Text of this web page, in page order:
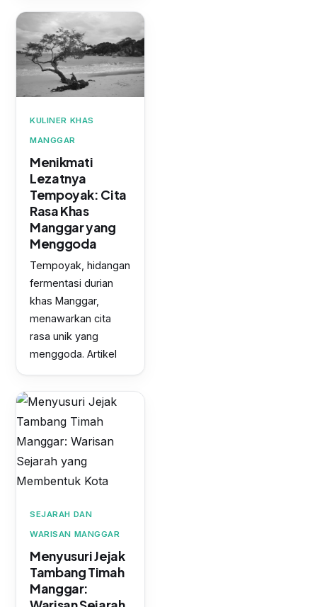
KULINER KHAS
MANGGAR
Menikmati
Lezatnya
Tempoyak: Cita
Rasa Khas
Manggar yang
Menggoda
Tempoyak, hidangan
fermentasi durian
khas Manggar,
menawarkan cita
rasa unik yang
menggoda. Artikel
SEJARAH DAN
WARISAN MANGGAR
Menyusuri Jejak
Tambang Timah
Manggar: